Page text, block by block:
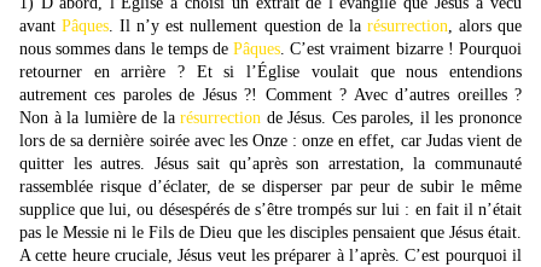
avantPâques. Il n’y est nullement question de la résurrection, alors que
nous sommes dans le temps dePâques. C’est vraiment bizarre ! Pourquoi
retourner en arrière ? Et si l’Église voulait que nous entendions
autrement ces paroles de Jésus ?! Comment ? Avec d’autres oreilles ?
Non à la lumière de larésurrection de Jésus. Ces paroles, il les prononce
lors de sa dernière soirée avec les Onze : onze en effet, car Judas vient de
quitter les autres. Jésus sait qu’après son arrestation, la communauté
rassemblée risque d’éclater, de se disperser par peur de subir le même
supplice que lui, ou désespérés de s’être trompés sur lui : en fait il n’était
pas le Messie ni le Fils de Dieu que les disciples pensaient que Jésus était.
A cette heure cruciale, Jésus veut les préparer à l’après. C’est pourquoi il